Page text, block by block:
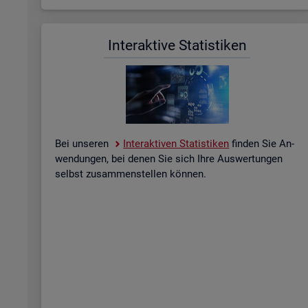
In­ter­ak­ti­ve Sta­tis­ti­ken
Bei un­se­ren In­ter­ak­ti­ven Sta­tis­ti­ken fin­den Sie An­
wen­dun­gen, bei denen Sie sich Ihre Aus­wer­tun­gen
selbst zu­sam­men­stel­len kön­nen.